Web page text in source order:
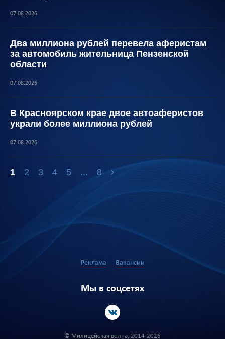
07.08.2026
Два миллиона рублей перевела аферистам
за автомобиль жительница Пензенской
области
07.08.2026
В Красноярском крае двое автоаферистов
украли более миллиона рублей
07.08.2026
1 2 3 4 5 ... 8
Реклама Вакансии
Мы в соцсетях
© Милицейская волна, 2014-2026